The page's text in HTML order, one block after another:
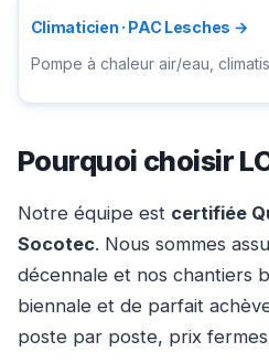
Climaticien · PAC Lesches →
Pompe à chaleur air/eau,
Pourquoi choisir
Notre équipe est certifiée
Socotec. Nous sommes
décennale et nos chantiers
biennale et de parfait
poste par poste, prix